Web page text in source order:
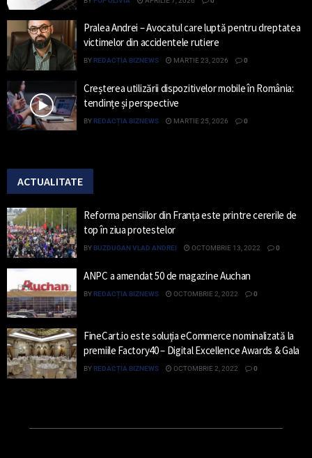
Pralea Andrei – Avocatul care luptă pentru dreptatea
victimelor din accidentele rutiere
BYREDACȚIA BIZNEWS MARTIE 23, 2026 0
Creșterea utilizării dispozitivelor mobile în România:
tendințe și perspective
BYREDACȚIA BIZNEWS MARTIE 25, 2026 0
ACTUALITATE
Reforma pensiilor din Franța este printre cererile de
top în ziua protestelor
BYBUZDUGAN VLAD ANDREI OCTOMBRIE 13, 2022 0
ANPC a amendat 50 de magazine Auchan
BYREDACȚIA BIZNEWS OCTOMBRIE 2, 2022 0
FineCart.io este soluția eCommerce nominalizată la
premiile Factory40 – Digital Excellence Awards & Gala
BYREDACȚIA BIZNEWS OCTOMBRIE 2, 2022 0